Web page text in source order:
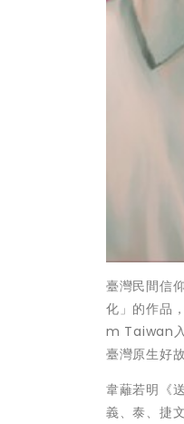
臺灣民間信
化」的作品
m Taiwan入
臺灣原生好故
韋蘺若明《
義、泰、捷